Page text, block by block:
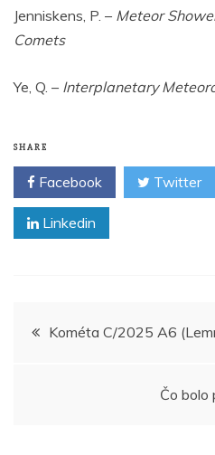
Jenniskens, P. – Meteor
Comets
Ye, Q. – Interplanetary
SHARE
Facebook Twitter
Linkedin
Navigácia
Kométa C/2025 A6
Čo bolo